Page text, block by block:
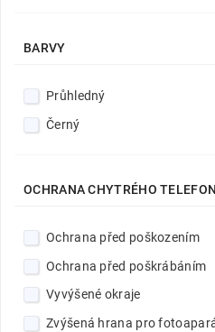
BARVY
Průhledný
Černý
OCHRANA CHYTRÉHO
Ochrana před poškozením
Ochrana před poškrábáním
Vyvýšené okraje
Zvýšená hrana pro